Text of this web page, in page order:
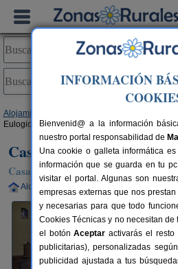
Alojamientos
Eulogio
Casa Rural Tío Eulogio
Casa Rural en Navalperal de
Alquiler completo 82
INFORMACIÓN
Bienvenid@ a la información
nuestro portal responsabilidad de
Una cookie o galleta informática
información que se guarda en tu
visitar el portal. Algunas son
empresas externas que nos
y necesarias para que todo
Cookies Técnicas y no necesitan de
el botónAceptar activarás el
publicitarias), personalizadas
publicidad ajustada a tus